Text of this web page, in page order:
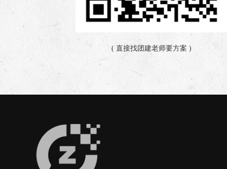
( 直接找团建老师要方案 )